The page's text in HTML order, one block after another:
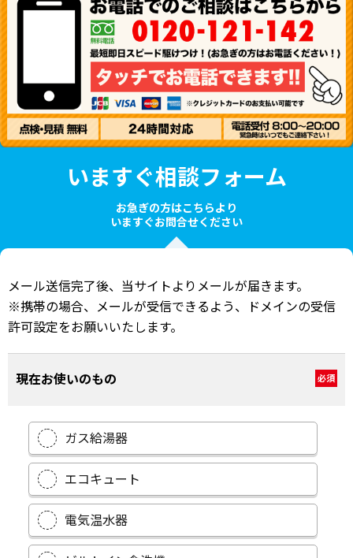
いますぐ相談フォーム
お急ぎの方はこちらより
いますぐお問合せください
メール送信完了後、当サイトよりメールが届きます。
※携帯の場合、メールが受信できるよう、ドメインの受信
許可設定をお願いいたします。
現在お使いのもの 必須
ガス給湯器
エコキュート
電気温水器